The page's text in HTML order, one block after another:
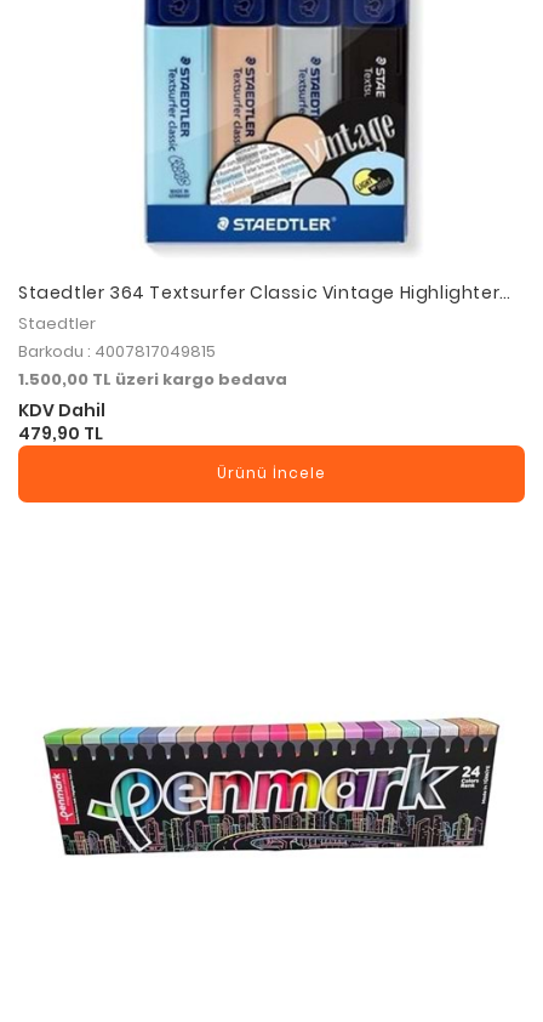
Staedtler 364 Textsurfer Classic Vintage Highlighter
4Lü Set
Staedtler
Barkodu : 4007817049815
1.500,00 TL üzeri kargo bedava
KDV Dahil
479,90 TL
Ürünü İncele